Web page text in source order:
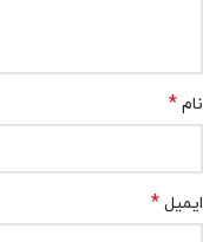
نام *
ایمیل *